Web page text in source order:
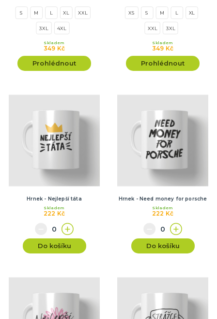
S M L XL XXL
3XL 4XL
349 Kč
Skladem
Prohlédnout
XS S M L XL
XXL 3XL
349 Kč
Skladem
Prohlédnout
Hrnek - Nejlepší táta
222 Kč
Skladem
Do košíku
Hrnek - Need money for porsche
222 Kč
Skladem
Do košíku